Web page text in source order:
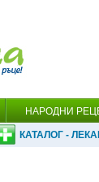
НАРОДНИ
КАТАЛОГ -